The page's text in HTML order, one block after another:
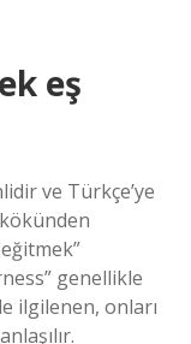
eş
ve Türkçe’ye
genellikle
ilgilenen, onları